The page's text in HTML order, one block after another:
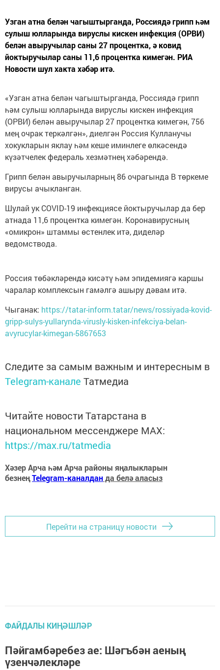
Узган атна белән чагыштырганда, Россиядә грипп һәм
сулыш юлларында вируслы кискен инфекция (ОРВИ)
белән авыручылар саны 27 процентка, ә ковид
йоктыручылар саны 11,6 процентка кимегән. РИА
Новости шул хакта хәбәр итә.
«Узган атна белән чагыштырганда, Россиядә грипп
һәм сулыш юлларында вируслы кискен инфекция
(ОРВИ) белән авыручылар 27 процентка кимегән, 756
мең очрак теркәлгән», диелгән Россия Кулланучы
хокукларын яклау һәм кеше иминлеге өлкәсендә
күзәтчелек федераль хезмәтнең хәбәрендә.
Грипп белән авыручыларның 86 очрагында В төркеме
вирусы ачыкланган.
Шулай ук COVID-19 инфекциясе йоктыручылар да бер
атнада 11,6 процентка кимегән. Коронавирусның
«омикрон» штаммы өстенлек итә, диделәр
ведомствода.
Россия төбәкләрендә кисәтү һәм эпидемиягә каршы
чаралар комплексын гамәлгә ашыру дәвам итә.
Чыганак: https://tatar-inform.tatar/news/rossiyada-kovid-
gripp-sulys-yullarynda-virusly-kisken-infekciya-belan-
avyrucylar-kimegan-5867653
Следите за самым важным и интересным в
Telegram-канале Татмедиа
Читайте новости Татарстана в
национальном мессенджере MАХ:
https://max.ru/tatmedia
Хәзер Арча һәм Арча районы яңалыкларын
безнеңTelegram-каналданда белә аласыз
Перейти на страницу новости
ФАЙДАЛЫ КИҢӘШЛӘР
Пәйгамбәребез ае: Шәгъбән аеның
үзенчәлекләре